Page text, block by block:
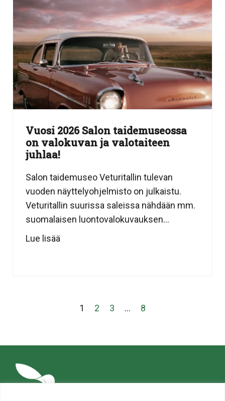
Vuosi 2026 Salon taidemuseossa
on valokuvan ja valotaiteen
juhlaa!
Salon taidemuseo Veturitallin tulevan
vuoden näyttelyohjelmisto on julkaistu.
Veturitallin suurissa saleissa nähdään mm.
suomalaisen luontovalokuvauksen...
Lue lisää
1 2 3 … 8